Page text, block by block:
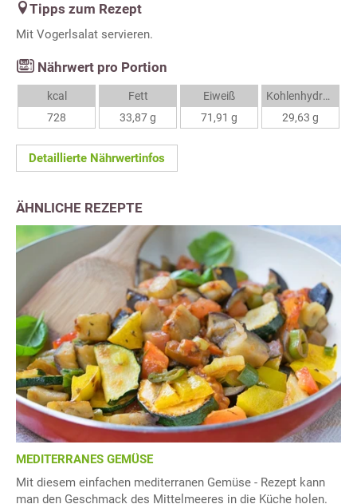
Tipps zum Rezept
Mit Vogerlsalat servieren.
Nährwert pro Portion
kcal
728
Fett
33,87 g
Eiweiß
71,91 g
Kohlenhydrate
29,63 g
Detaillierte Nährwertinfos
ÄHNLICHE REZEPTE
MEDITERRANES GEMÜSE
Mit diesem einfachen mediterranen Gemüse - Rezept kann
man den Geschmack des Mittelmeeres in die Küche holen.